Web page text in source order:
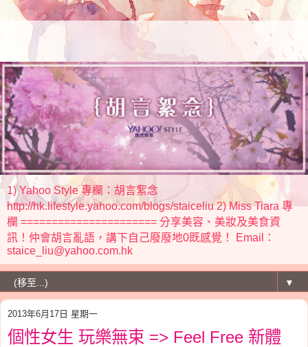
1) Yahoo Style 專欄：胡言絮念
http://hk.lifestyle.yahoo.com/blogs/staiceliu 2) Miss Tiara 專
欄 ====================== 分享美容、美妝及美食資
訊！仲會胡言亂語，講下自己廢廢地0既感覺！ Email：
staice_liu@yahoo.com.hk
▼
2013年6月17日 星期一
個性女生 玩樂無束 => Feel Free 新體